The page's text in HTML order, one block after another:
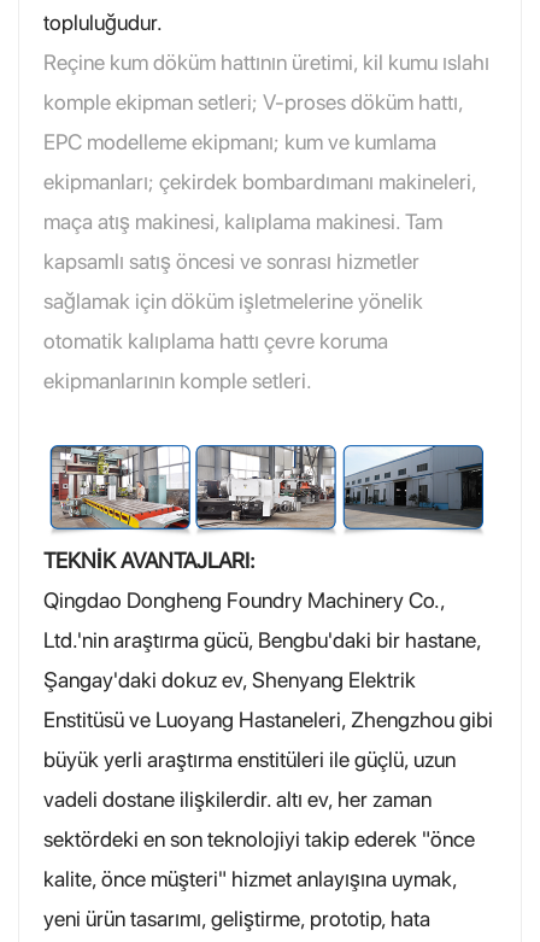
topluluğudur.
Reçine kum döküm hattının üretimi, kil kumu ıslahı
komple ekipman setleri; V-proses döküm hattı,
EPC modelleme ekipmanı; kum ve kumlama
ekipmanları; çekirdek bombardımanı makineleri,
maça atış makinesi, kalıplama makinesi. Tam
kapsamlı satış öncesi ve sonrası hizmetler
sağlamak için döküm işletmelerine yönelik
otomatik kalıplama hattı çevre koruma
ekipmanlarının komple setleri.
TEKNİK AVANTAJLARI:
Qingdao Dongheng Foundry Machinery Co.,
Ltd.'nin araştırma gücü, Bengbu'daki bir hastane,
Şangay'daki dokuz ev, Shenyang Elektrik
Enstitüsü ve Luoyang Hastaneleri, Zhengzhou gibi
büyük yerli araştırma enstitüleri ile güçlü, uzun
vadeli dostane ilişkilerdir. altı ev, her zaman
sektördeki en son teknolojiyi takip ederek "önce
kalite, önce müşteri" hizmet anlayışına uymak,
yeni ürün tasarımı, geliştirme, prototip, hata